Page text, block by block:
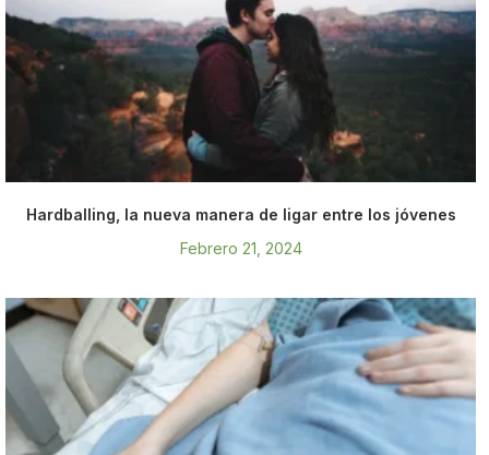
Hardballing, la nueva manera de ligar entre los jóvenes
Febrero 21, 2024